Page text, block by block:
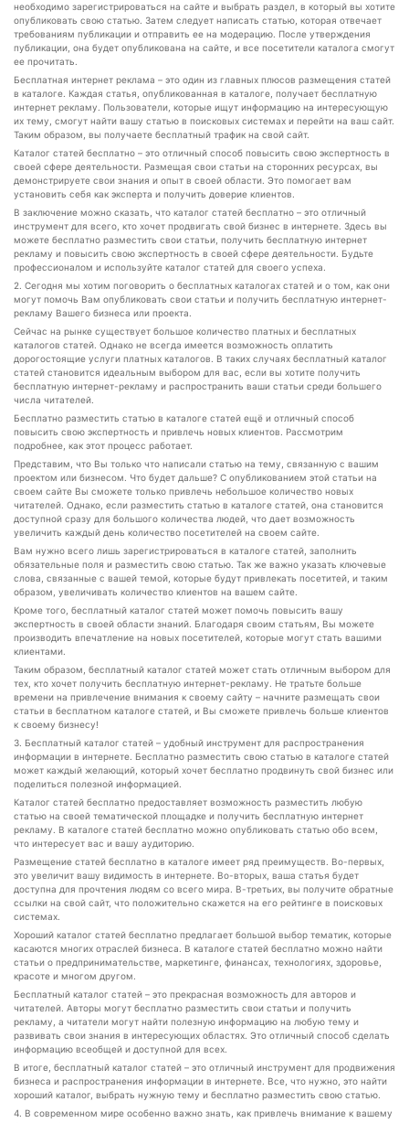
необходимо зарегистрироваться на сайте и выбрать раздел, в который вы хотите
опубликовать свою статью. Затем следует написать статью, которая отвечает
требованиям публикации и отправить ее на модерацию. После утверждения
публикации, она будет опубликована на сайте, и все посетители каталога смогут
ее прочитать.
Бесплатная интернет реклама – это один из главных плюсов размещения статей
в каталоге. Каждая статья, опубликованная в каталоге, получает бесплатную
интернет рекламу. Пользователи, которые ищут информацию на интересующую
их тему, смогут найти вашу статью в поисковых системах и перейти на ваш сайт.
Таким образом, вы получаете бесплатный трафик на свой сайт.
Каталог статей бесплатно – это отличный способ повысить свою экспертность в
своей сфере деятельности. Размещая свои статьи на сторонних ресурсах, вы
демонстрируете свои знания и опыт в своей области. Это помогает вам
установить себя как эксперта и получить доверие клиентов.
В заключение можно сказать, что каталог статей бесплатно – это отличный
инструмент для всего, кто хочет продвигать свой бизнес в интернете. Здесь вы
можете бесплатно разместить свои статьи, получить бесплатную интернет
рекламу и повысить свою экспертность в своей сфере деятельности. Будьте
профессионалом и используйте каталог статей для своего успеха.
2. Сегодня мы хотим поговорить о бесплатных каталогах статей и о том, как они
могут помочь Вам опубликовать свои статьи и получить бесплатную интернет-
рекламу Вашего бизнеса или проекта.
Сейчас на рынке существует большое количество платных и бесплатных
каталогов статей. Однако не всегда имеется возможность оплатить
дорогостоящие услуги платных каталогов. В таких случаях бесплатный каталог
статей становится идеальным выбором для вас, если вы хотите получить
бесплатную интернет-рекламу и распространить ваши статьи среди большего
числа читателей.
Бесплатно разместить статью в каталоге статей ещё и отличный способ
повысить свою экспертность и привлечь новых клиентов. Рассмотрим
подробнее, как этот процесс работает.
Представим, что Вы только что написали статью на тему, связанную с вашим
проектом или бизнесом. Что будет дальше? С опубликованием этой статьи на
своем сайте Вы сможете только привлечь небольшое количество новых
читателей. Однако, если разместить статью в каталоге статей, она становится
доступной сразу для большого количества людей, что дает возможность
увеличить каждый день количество посетителей на своем сайте.
Вам нужно всего лишь зарегистрироваться в каталоге статей, заполнить
обязательные поля и разместить свою статью. Так же важно указать ключевые
слова, связанные с вашей темой, которые будут привлекать посетитей, и таким
образом, увеличивать количество клиентов на вашем сайте.
Кроме того, бесплатный каталог статей может помочь повысить вашу
экспертность в своей области знаний. Благодаря своим статьям, Вы можете
производить впечатление на новых посетителей, которые могут стать вашими
клиентами.
Таким образом, бесплатный каталог статей может стать отличным выбором для
тех, кто хочет получить бесплатную интернет-рекламу. Не тратьте больше
времени на привлечение внимания к своему сайту – начните размещать свои
статьи в бесплатном каталоге статей, и Вы сможете привлечь больше клиентов
к своему бизнесу!
3. Бесплатный каталог статей – удобный инструмент для распространения
информации в интернете. Бесплатно разместить свою статью в каталоге статей
может каждый желающий, который хочет бесплатно продвинуть свой бизнес или
поделиться полезной информацией.
Каталог статей бесплатно предоставляет возможность разместить любую
статью на своей тематической площадке и получить бесплатную интернет
рекламу. В каталоге статей бесплатно можно опубликовать статью обо всем,
что интересует вас и вашу аудиторию.
Размещение статей бесплатно в каталоге имеет ряд преимуществ. Во-первых,
это увеличит вашу видимость в интернете. Во-вторых, ваша статья будет
доступна для прочтения людям со всего мира. В-третьих, вы получите обратные
ссылки на свой сайт, что положительно скажется на его рейтинге в поисковых
системах.
Хороший каталог статей бесплатно предлагает большой выбор тематик, которые
касаются многих отраслей бизнеса. В каталоге статей бесплатно можно найти
статьи о предпринимательстве, маркетинге, финансах, технологиях, здоровье,
красоте и многом другом.
Бесплатный каталог статей – это прекрасная возможность для авторов и
читателей. Авторы могут бесплатно разместить свои статьи и получить
рекламу, а читатели могут найти полезную информацию на любую тему и
развивать свои знания в интересующих областях. Это отличный способ сделать
информацию всеобщей и доступной для всех.
В итоге, бесплатный каталог статей – это отличный инструмент для продвижения
бизнеса и распространения информации в интернете. Все, что нужно, это найти
хороший каталог, выбрать нужную тему и бесплатно разместить свою статью.
4. В современном мире особенно важно знать, как привлечь внимание к вашему